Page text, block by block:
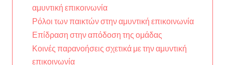
αμυντική επικοινωνία
Ρόλοι των παικτών στην αμυντική επικοινωνία
Επίδραση στην απόδοση της ομάδας
Κοινές παρανοήσεις σχετικά με την αμυντική
επικοινωνία